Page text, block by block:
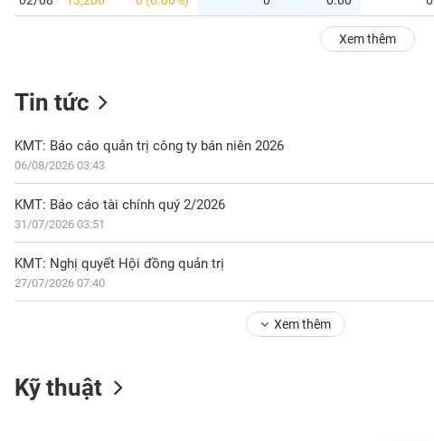
Xem thêm
Tin tức
KMT: Báo cáo quản trị công ty bán niên 2026
06/08/2026 03:43
KMT: Báo cáo tài chính quý 2/2026
31/07/2026 03:51
KMT: Nghị quyết Hội đồng quản trị
27/07/2026 07:40
Xem thêm
Kỹ thuật
DOANH
NGHIỆP
CỔ
PHIẾU
SINH